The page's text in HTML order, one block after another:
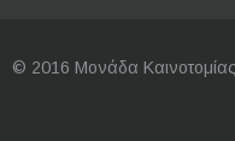
© 2016 Μονάδα